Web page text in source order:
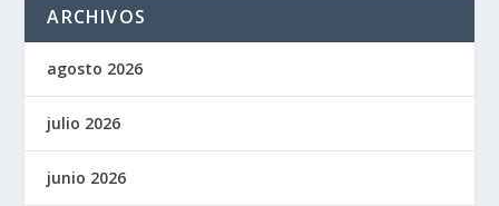
ARCHIVOS
agosto 2026
julio 2026
junio 2026